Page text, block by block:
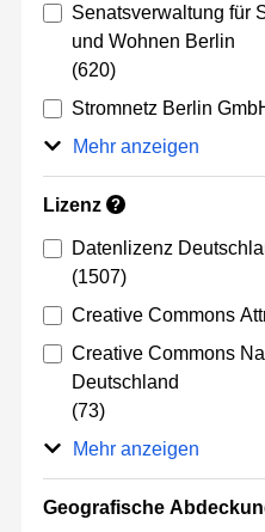
Senatsverwaltung für
und Wohnen Berlin
(620)
Stromnetz Berlin
Mehr anzeigen
Lizenz ?
Datenlizenz
(1507)
Creative Commons
Creative Commons
Deutschland
(73)
Mehr anzeigen
Geografische